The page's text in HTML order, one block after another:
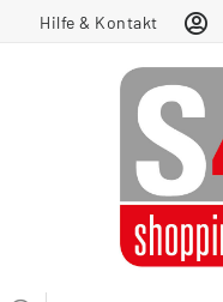
Hilfe & Kontakt